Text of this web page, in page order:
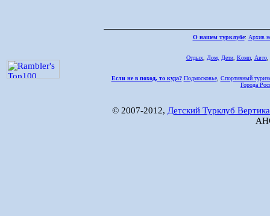
О нашем турклубе: Архив
Отдых, Дом, Дети, Комп, Авто,
Если не в поход, то куда? Подмосковье, Спортивный
Города
© 2007-2012, Детский Турклуб